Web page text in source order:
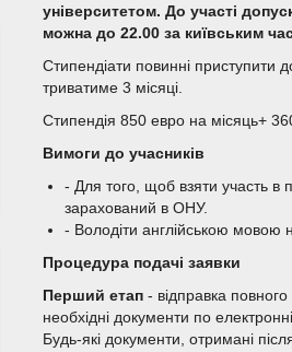
університетом. До участі
можна до 22.00 за київським
Стипендіати повинні приступити
триватиме 3 місяці.
Стипендія 850 евро на місяць+
Вимоги до учасників
- Для того, щоб взяти участь в
зарахований в ОНУ.
- Володіти англійською мовою
Процедура подачі заявки
Перший етап - відправка
необхідні документи по
Будь-які документи, отримані